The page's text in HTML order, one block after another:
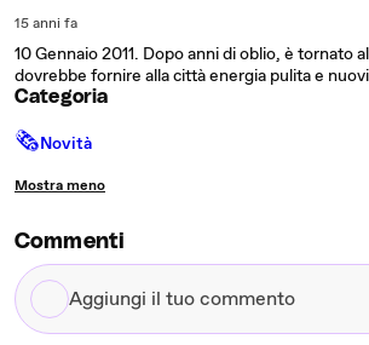
15 anni fa
10 Gennaio 2011. Dopo anni di oblio, è tornato
dovrebbe fornire alla città energia pulita e
Categoria
🗞Novità
Mostra meno
Commenti
Aggiungi
il